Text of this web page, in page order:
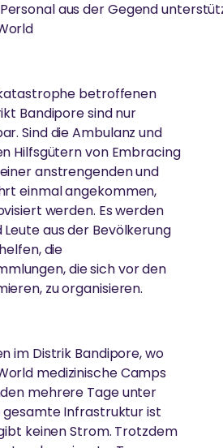
für ihr Wirken und ihre
treffen sich regelmäßig
zusammen in Ammas Lehren zu
Wohle von Gesellschaft und
Jugendbewegung fördert
um das Leben von
zu verbessern
in einer
und Mitgefühl
ganzheitliche Langzeithilfe
der Welt zu schaffen,
aus unserem eigenen
& Obdach
aus der Gegend
betroffenen
Bandipore sind nur
Sind die Ambulanz und
Hilfsgütern von Embracing
anstrengenden und
einmal angekommen,
werden. Es werden
aus der Bevölkerung
die
die sich vor den
zu organisieren.
im Distrik Bandipore, wo
medizinische Camps
mehrere Tage unter
gesamte Infrastruktur ist
keinen Strom. Trotzdem